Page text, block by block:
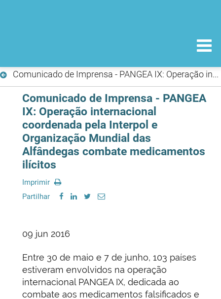
Comunicado de Imprensa - PANGEA IX: Operação internacional coordenada pela Interpol e Organização Mundial das Alfândegas combate medicamentos ilícitos
Comunicado de Imprensa - PANGEA
IX: Operação internacional
coordenada pela Interpol e
Organização Mundial das
Alfândegas combate medicamentos
ilícitos
Imprimir
Partilhar
09 jun 2016
Entre 30 de maio e 7 de junho, 103 países
estiveram envolvidos na operação
internacional PANGEA IX, dedicada ao
combate aos medicamentos falsificados e